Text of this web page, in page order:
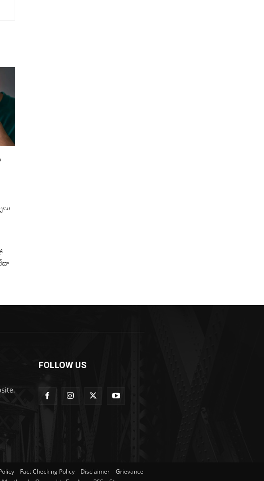
FOLLOW US
Fact Checking Policy Disclaimer
Grievance